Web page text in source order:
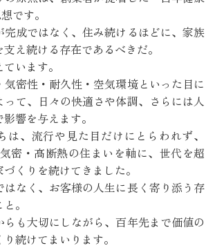
です。
成ではなく、住み続けるほどに、家族
え続ける存在であるべきだ。
います。
密性・耐久性・空気環境といった目に
って、日々の快適さや体調、さらには人
響を与えます。
は、流行や見た目だけにとらわれず、
密・高断熱の住まいを軸に、世代を超
くりを続けてきました。
なく、お客様の人生に長く寄り添う存
。
らも大切にしながら、百年先まで価値の
続けてまいります。